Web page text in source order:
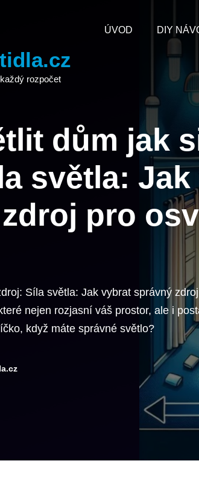
rozpočet
ÚVOD DIY
dům jak
světla:
pro
Síla světla: Jak vybrat správný
nejen rozjasní váš prostor, ale i
když máte správné světlo?